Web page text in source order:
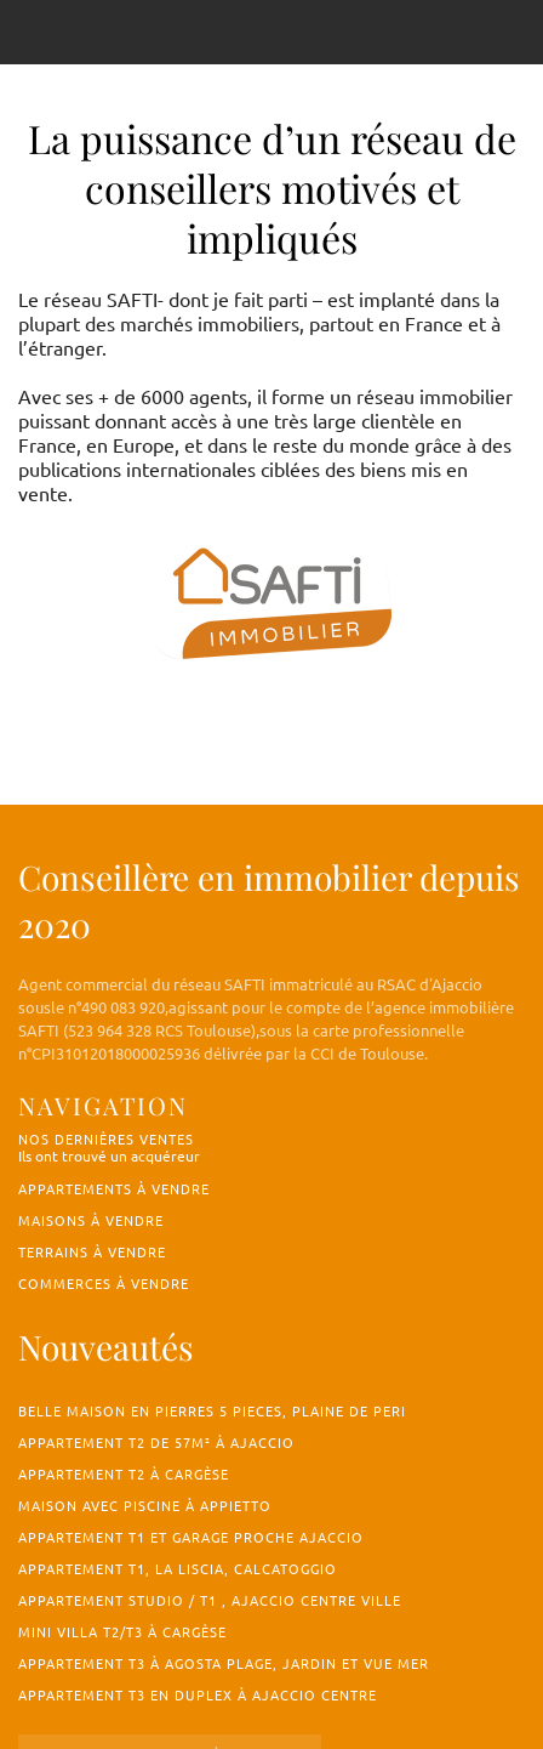
La puissance d’un réseau de
conseillers motivés et
impliqués
Le réseau SAFTI- dont je fait parti – est implanté dans la
plupart des marchés immobiliers, partout en France et à
l’étranger.
Avec ses + de 6000 agents, il forme un réseau immobilier
puissant donnant accès à une très large clientèle en
France, en Europe, et dans le reste du monde grâce à des
publications internationales ciblées des biens mis en
vente.
Conseillère en immobilier depuis
2020
Agent commercial du réseau SAFTI immatriculé au RSAC d'Ajaccio
sousle n°490 083 920,agissant pour le compte de l’agence immobilière
SAFTI (523 964 328 RCS Toulouse),sous la carte professionnelle
n°CPI31012018000025936 délivrée par la CCI de Toulouse.
NAVIGATION
NOS DERNIÈRES VENTES
Ils ont trouvé un acquéreur
APPARTEMENTS À VENDRE
MAISONS À VENDRE
TERRAINS À VENDRE
COMMERCES À VENDRE
Nouveautés
BELLE MAISON EN PIERRES 5 PIECES, PLAINE DE PERI
APPARTEMENT T2 DE 57M² À AJACCIO
APPARTEMENT T2 À CARGÈSE
MAISON AVEC PISCINE À APPIETTO
APPARTEMENT T1 ET GARAGE PROCHE AJACCIO
APPARTEMENT T1, LA LISCIA, CALCATOGGIO
APPARTEMENT STUDIO / T1 , AJACCIO CENTRE VILLE
MINI VILLA T2/T3 À CARGÈSE
APPARTEMENT T3 À AGOSTA PLAGE, JARDIN ET VUE MER
APPARTEMENT T3 EN DUPLEX À AJACCIO CENTRE